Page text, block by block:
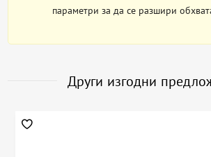
параметри за да се разшири
Други изгодни